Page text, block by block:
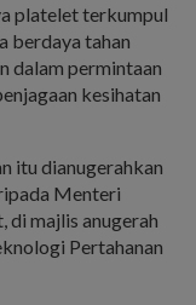
platelet terkumpul
berdaya tahan
dalam permintaan
kesihatan
itu dianugerahkan
Menteri
di majlis anugerah
Pertahanan